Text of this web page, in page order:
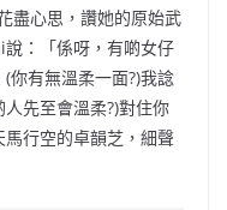
盡心思，讚她的原始武
：「係呀，有啲女仔
你有無溫柔一面?)我諗
先至會溫柔?)對住你
行空的卓韻芝， 細聲